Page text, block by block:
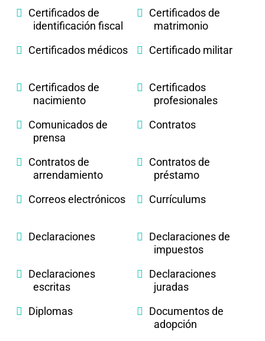
Certificados de
identificación fiscal
Certificados de
matrimonio
Certificados médicos
Certificado militar
Certificados de
nacimiento
Certificados
profesionales
Comunicados de
prensa
Contratos
Contratos de
arrendamiento
Contratos de
préstamo
Correos electrónicos
Currículums
Declaraciones
Declaraciones de
impuestos
Declaraciones
escritas
Declaraciones
juradas
Diplomas
Documentos de
adopción